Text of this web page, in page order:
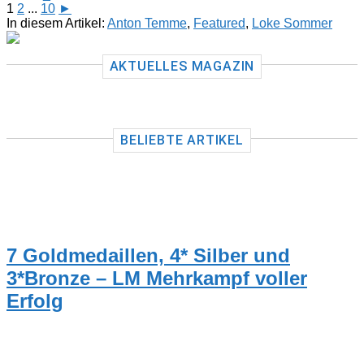
1 2 ... 10 ►
In diesem Artikel: Anton Temme, Featured, Loke Sommer
AKTUELLES MAGAZIN
BELIEBTE ARTIKEL
7 Goldmedaillen, 4* Silber und
3*Bronze – LM Mehrkampf voller
Erfolg